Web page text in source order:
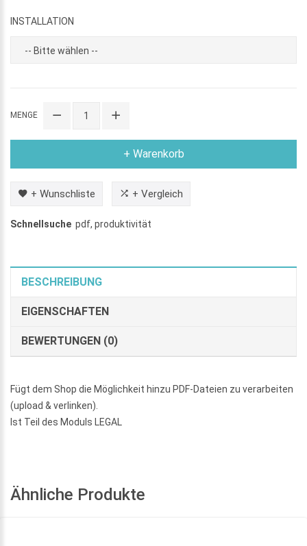
INSTALLATION
MENGE
+ Warenkorb
+ Wunschliste + Vergleich
Schnellsuche pdf, produktivität
BESCHREIBUNG
EIGENSCHAFTEN
BEWERTUNGEN (0)
Fügt dem Shop die Möglichkeit hinzu PDF-Dateien zu verarbeiten
(upload & verlinken).
Ist Teil des Moduls LEGAL
Ähnliche Produkte